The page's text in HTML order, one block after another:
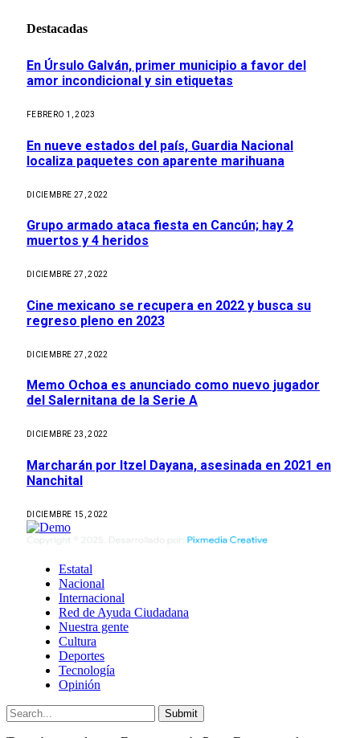
Destacadas
En Úrsulo Galván, primer municipio a favor del
amor incondicional y sin etiquetas
FEBRERO 1, 2023
En nueve estados del país, Guardia Nacional
localiza paquetes con aparente marihuana
DICIEMBRE 27, 2022
Grupo armado ataca fiesta en Cancún; hay 2
muertos y 4 heridos
DICIEMBRE 27, 2022
Cine mexicano se recupera en 2022 y busca su
regreso pleno en 2023
DICIEMBRE 27, 2022
Memo Ochoa es anunciado como nuevo jugador
del Salernitana de la Serie A
DICIEMBRE 23, 2022
Marcharán por Itzel Dayana, asesinada en 2021 en
Nanchital
DICIEMBRE 15, 2022
Estatal
Nacional
Internacional
Red de Ayuda Ciudadana
Nuestra gente
Cultura
Deportes
Tecnología
Opinión
Submit